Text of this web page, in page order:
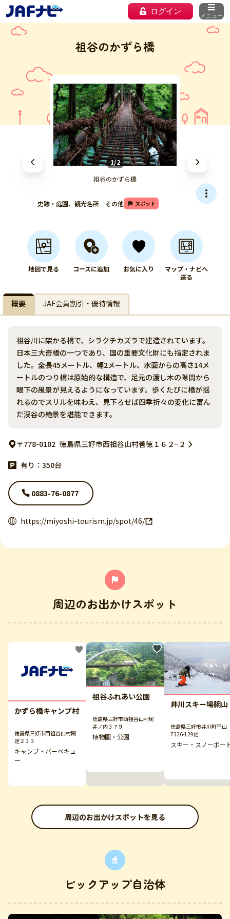
ログイン メニュー
祖谷のかずら橋
1/2
祖谷のかずら橋
史跡・庭園、観光名所 その他 スポット
地図で見る コースに追加 お気に入り
マップ・ナビへ
送る
概要 JAF会員割引・優待情報
祖谷川に架かる橋で、シラクチカズラで建造されています。
日本三大奇橋の一つであり、国の重要文化財にも指定されま
した。全長45メートル、幅2メートル、水面からの高さ14メ
ートルのつり橋は原始的な構造で、足元の渡し木の隙間から
眼下の風景が見えるようになっています。歩くたびに橋が揺
れるのでスリルを味わえ、見下ろせば四季折々の変化に富ん
だ渓谷の絶景を堪能できます。
〒778-0102 徳島県三好市西祖谷山村善徳１６２−２
有り：350台
0883-76-0877
https://miyoshi-tourism.jp/spot/46/
周辺のお出かけスポット
かずら橋キャンプ村
徳島県三好市西祖谷山村閑
定２３３
キャンプ・バーベキュ
ー
祖谷ふれあい公園
徳島県三好市西祖谷山村尾
井ノ内３７９
植物園・公園
井川スキー場腕山
徳島県三好市井川町平山
7326-129他
スキー・スノーボー
周辺のお出かけスポットを見る
ピックアップ自治体